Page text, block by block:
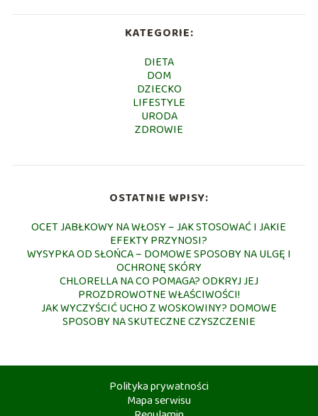
KATEGORIE:
DIETA
DOM
DZIECKO
LIFESTYLE
URODA
ZDROWIE
OSTATNIE WPISY:
OCET JABŁKOWY NA WŁOSY – JAK STOSOWAĆ I JAKIE
EFEKTY PRZYNOSI?
WYSYPKA OD SŁOŃCA – DOMOWE SPOSOBY NA ULGĘ I
OCHRONĘ SKÓRY
CHLORELLA NA CO POMAGA? ODKRYJ JEJ
PROZDROWOTNE WŁAŚCIWOŚCI!
JAK WYCZYŚCIĆ UCHO Z WOSKOWINY? DOMOWE
SPOSOBY NA SKUTECZNE CZYSZCZENIE
Polityka prywatności
Mapa serwisu